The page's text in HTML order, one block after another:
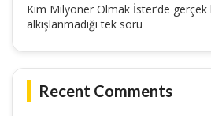
Kim Milyoner Olmak İster’de gerçek
alkışlanmadığı tek soru
Recent Comments